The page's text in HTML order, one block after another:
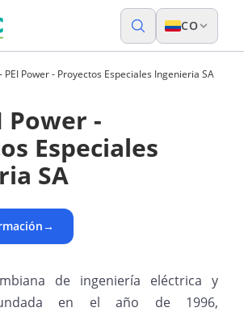
CO
PEI Power - Proyectos Especiales Ingenieria SA
Power -
Especiales
SA
→
de ingeniería eléctrica y
en el año de 1996,